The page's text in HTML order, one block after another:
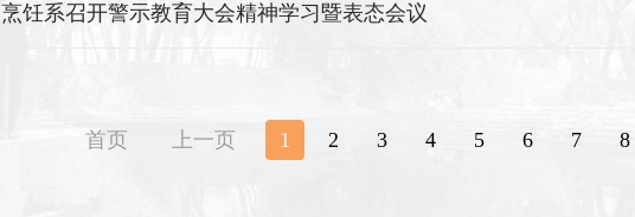
烹饪系召开警示教育大会精神学习暨表态会议​
首页 上一页 1 2 3 4 5 6 7 8